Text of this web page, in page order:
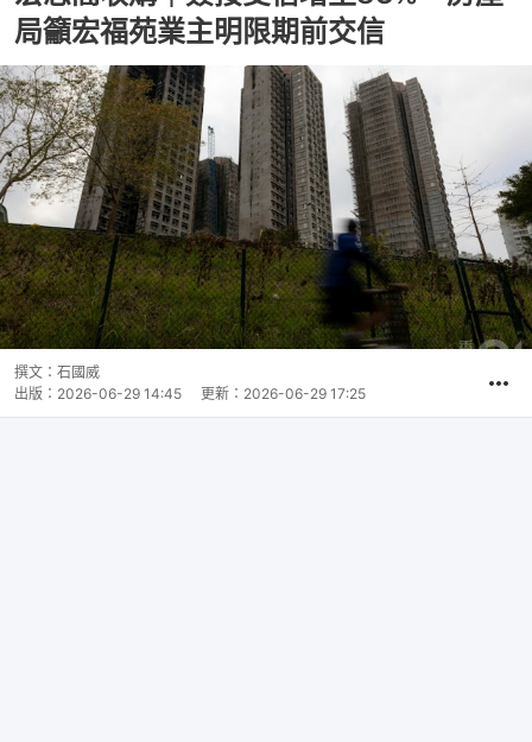
局籲宏福苑業主明限期前交信
撰文： 石國威
出版： 2026-06-29 14:45 更新： 2026-06-29 17:25